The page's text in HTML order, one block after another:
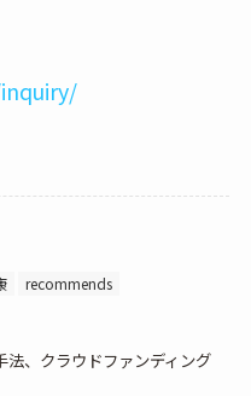
recommends
法、クラウドファンディング